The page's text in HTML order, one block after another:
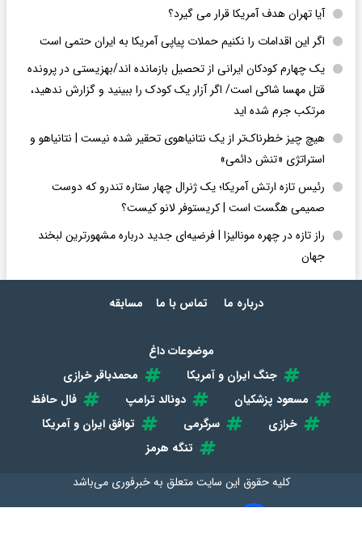
آیا تهران هدف آمریکا قرار می گیرد؟
اگر این اقدامات را نکنیم حملات پیاپی آمریکا به ایران حتمی است
یک چهارم کودکان ایرانی از تحصیل بازمانده اند/بهزیستی در پرونده
قتل مهسا شاکی است/ اگر آزار یک کودک را ببینید و گزارش ندهید،
مرتکب جرم شده اید
هیچ چیز خطرناک‌تر از یک نتانیاهوی تحقیر شده نیست | نتانیاهو و
استراتژی «تنش دائمی»
رئیس تازه ارتش آمریکا؛ یک ژنرال چهار ستاره تندرو که دوست
صمیمی هگست است | کریستوفر لانو کیست؟
راز تازه در چهره مونالیزا | فرضیه‌ای جدید درباره مشهورترین لبخند
جهان
درباره ما تماس با ما مسابقه
موضوعات داغ
جنگ ایران و آمریکا
محمدباقر خرازی
مسعود پزشکیان
دونالد ترامپ
فال حافظ
خرازی
سرگرمی
توافق ایران و آمریکا
تنگه هرمز
کلیه حقوق این سایت متعلق بهخبرفوری می‌باشد